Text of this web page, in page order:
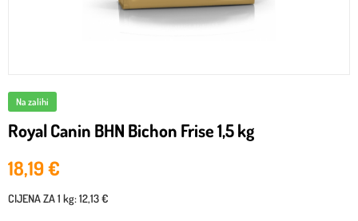
Na zalihi
Royal Canin BHN Bichon Frise 1,5 kg
18,19€
CIJENA ZA1 kg:12,13 €